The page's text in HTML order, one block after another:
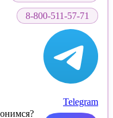
8-800-511-57-71
Telegram